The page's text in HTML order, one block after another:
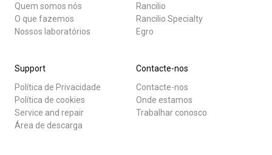
Quem somos nós
O que fazemos
Nossos laboratórios
Rancilio
Rancilio Specialty
Egro
Support
Política de Privacidade
Política de cookies
Service and repair
Área de descarga
Contacte-nos
Contacte-nos
Onde estamos
Trabalhar conosco